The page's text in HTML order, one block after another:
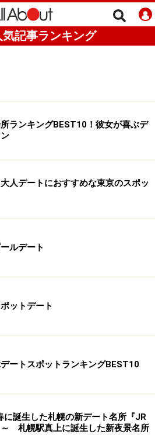
記事ランキング
ランキングBEST10！彼女が喜ぶデ
人デートにおすすめな東京のスポッ
ルデート
ットデート
ートスポットランキングBEST10
に誕生した札幌の新デート名所『JR
札幌駅真上に誕生した新夜景名所